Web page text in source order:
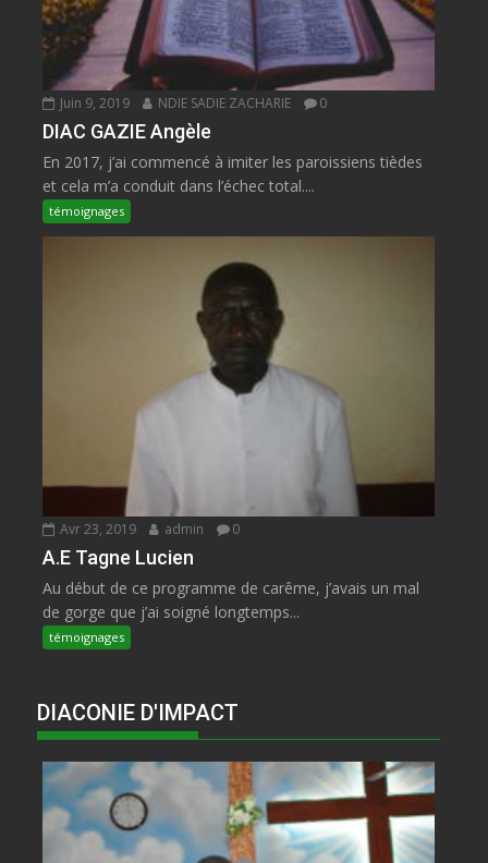
Juin 9, 2019 NDIE SADIE ZACHARIE 0
DIAC GAZIE Angèle
En 2017, j’ai commencé à imiter les paroissiens tièdes
et cela m’a conduit dans l’échec total....
témoignages
Avr 23, 2019 admin 0
A.E Tagne Lucien
Au début de ce programme de carême, j’avais un mal
de gorge que j’ai soigné longtemps...
témoignages
DIACONIE D'IMPACT